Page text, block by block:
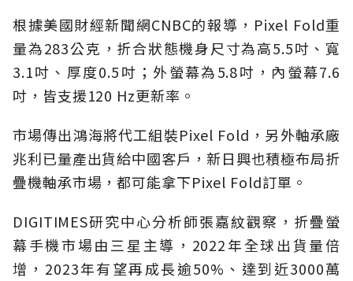
根據美國財經新聞網CNBC的報導，Pixel Fold重
量為283公克，折合狀態機身尺寸為高5.5吋、寬
3.1吋、厚度0.5吋；外螢幕為5.8吋，內螢幕7.6
吋，皆支援120 Hz更新率。
市場傳出鴻海將代工組裝Pixel Fold，另外軸承廠
兆利已量產出貨給中國客戶，新日興也積極布局折
疊機軸承市場，都可能拿下Pixel Fold訂單。
DIGITIMES研究中心分析師張嘉紋觀察，折疊螢
幕手機市場由三星主導，2022年全球出貨量倍
增，2023年有望再成長逾50%、達到近3000萬